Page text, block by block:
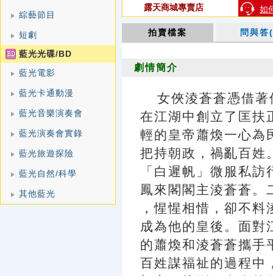
綜藝節目
短劇
藍光光碟/BD
藍光電影
藍光卡通動漫
藍光音樂演奏會
藍光演奏會實錄
藍光旅遊探險
藍光自然/科學
其他藍光
如
露天商城專賣店
拍賣檔案 問與
劇情簡介
女俠淩蒼蒼憑借
在江湖中創立了匡扶
輕的皇帝蕭煥一心為
把持朝政，禍亂百姓
「白遲帆」微服私
鳳來閣閣主淩蒼蒼。
，惺惺相惜，卻不
成為他的皇後。面對
的蕭煥和淩蒼蒼攜手
百姓謀福祉的過程中